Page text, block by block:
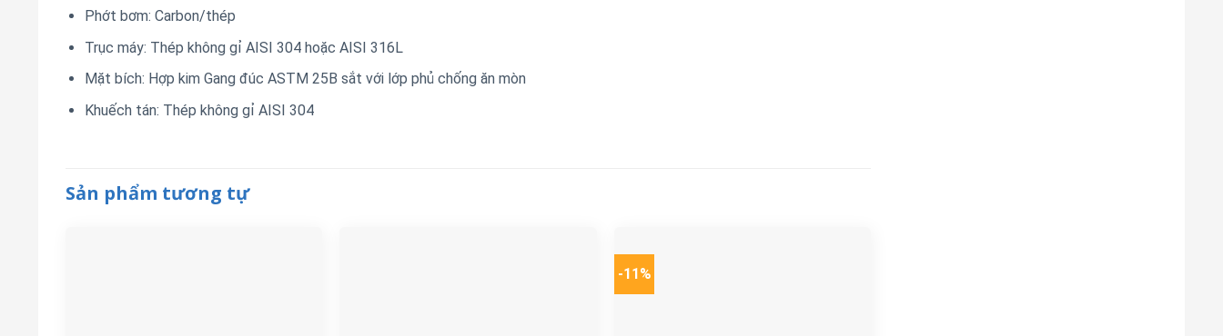
Phớt bơm: Carbon/thép
Trục máy: Thép không gỉ AISI 304 hoặc AISI 316L
Mặt bích: Hợp kim Gang đúc ASTM 25B sắt với lớp phủ chống ăn mòn
Khuếch tán: Thép không gỉ AISI 304
Sản phẩm tương tự
-11%